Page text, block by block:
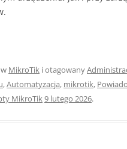
MikroTik i otagowany
,Automatyzacja, mikrotik,
MikroTik9 lutego 2026.